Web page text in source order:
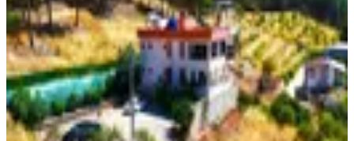
3+1·160 m²·31.07.2026
12.500.000 ₺
YENİ ROTA İNŞAAT EMLAKFaruk ATCI